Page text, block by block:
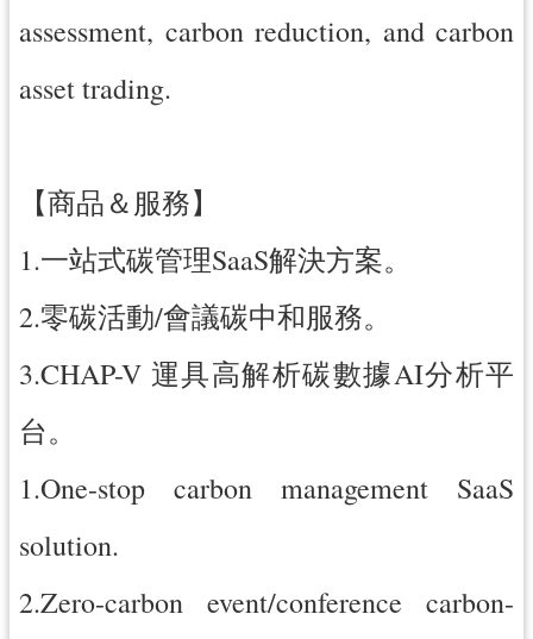
assessment, carbon reduction, and carbon
asset trading.
【商品＆服務】
1.一站式碳管理SaaS解決方案。
2.零碳活動/會議碳中和服務。
3.CHAP-V 運具高解析碳數據AI分析平
台。
1.One-stop carbon management SaaS
solution.
2.Zero-carbon event/conference carbon-